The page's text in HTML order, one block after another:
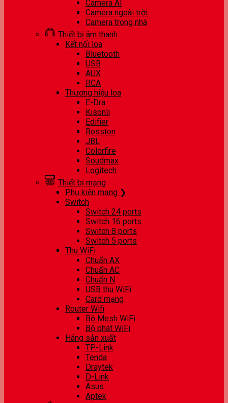
Camera AI
Camera ngoài trời
Camera trong nhà
Thiết bị âm thanh
Kết nối loa
Bluetooth
USB
AUX
RCA
Thương hiệu loa
E-Dra
Kisonli
Edifier
Bosston
JBL
Colorfire
Soudmax
Logitech
Thiết bị mạng
Phụ kiện mạng ❯
Switch
Switch 24 ports
Switch 16 ports
Switch 8 ports
Switch 5 ports
Thu WiFi
Chuẩn AX
Chuẩn AC
Chuẩn N
USB thu WiFi
Card mạng
Router Wifi
Bộ Mesh WiFi
Bộ phát WiFi
Hãng sản xuất
TP-Link
Tenda
Draytek
D-Link
Asus
Aptek